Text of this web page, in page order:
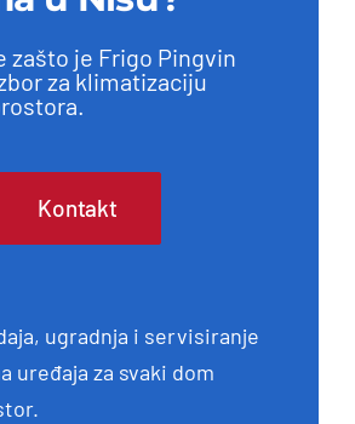
zašto je Frigo Pingvin
za klimatizaciju
Kontakt
ugradnja i servisiranje
uređaja za svaki dom